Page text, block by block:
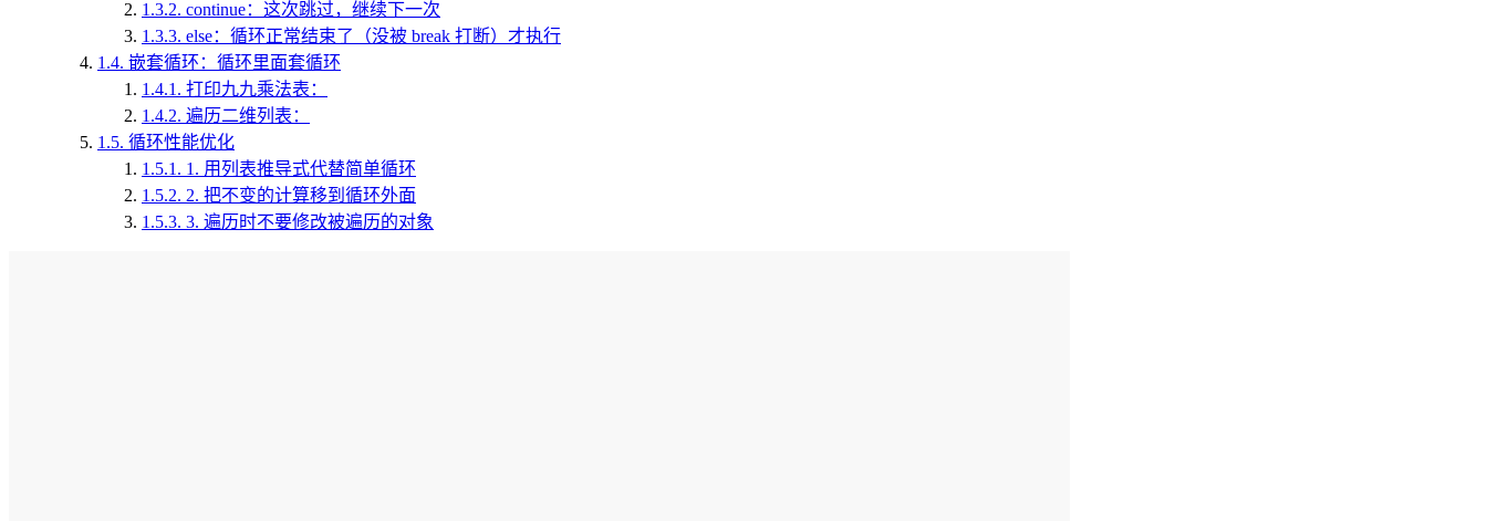
1.3.2. continue：这次跳过，继续下一次
1.3.3. else：循环正常结束了（没被 break 打断）才执行
1.4. 嵌套循环：循环里面套循环
1.4.1. 打印九九乘法表：
1.4.2. 遍历二维列表：
1.5. 循环性能优化
1.5.1. 1. 用列表推导式代替简单循环
1.5.2. 2. 把不变的计算移到循环外面
1.5.3. 3. 遍历时不要修改被遍历的对象